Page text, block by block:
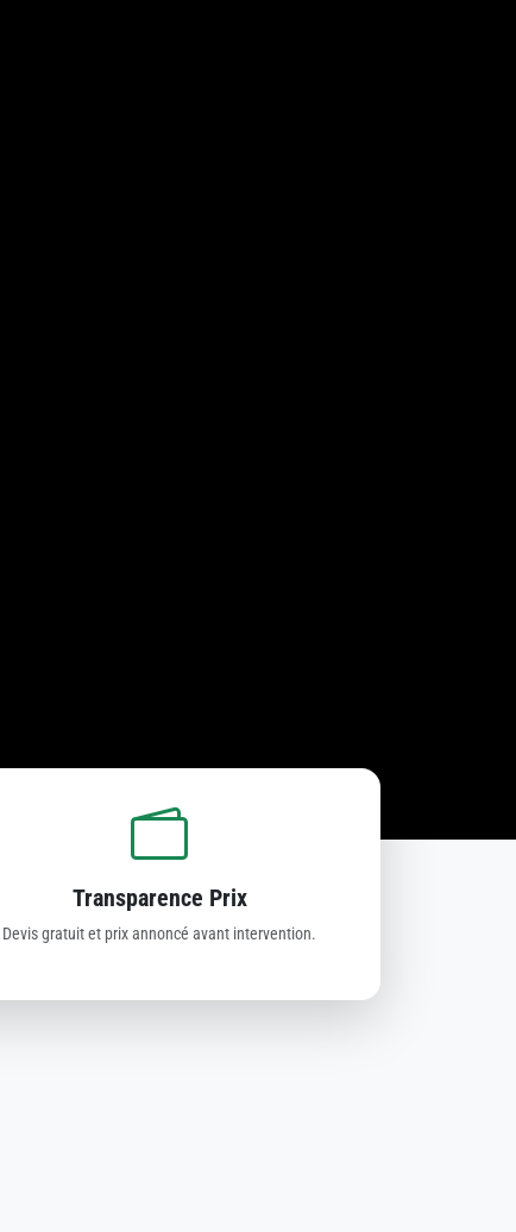
Transparence Prix
Devis gratuit et prix annoncé avant intervention.